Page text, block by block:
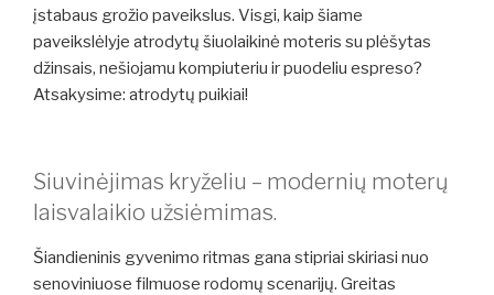
įstabaus grožio paveikslus. Visgi, kaip šiame
paveikslėlyje atrodytų šiuolaikinė moteris su plėšytas
džinsais, nešiojamu kompiuteriu ir puodeliu espreso?
Atsakysime: atrodytų puikiai!
Siuvinėjimas kryželiu – modernių moterų
laisvalaikio užsiėmimas.
Šiandieninis gyvenimo ritmas gana stipriai skiriasi nuo
senoviniuose filmuose rodomų scenarijų. Greitas